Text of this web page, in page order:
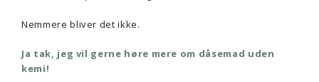
Nemmere bliver det ikke.
Ja tak, jeg vil gerne høre mere om dåsemad uden
kemi!